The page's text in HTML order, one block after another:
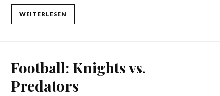
WEITERLESEN
Football: Knights vs.
Predators